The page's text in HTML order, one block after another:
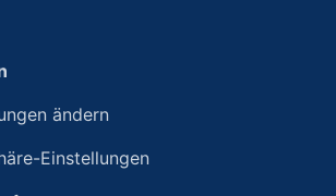
ändern
Einstellungen